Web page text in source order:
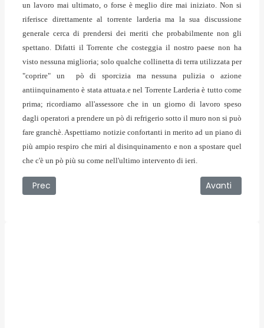
un lavoro mai ultimato, o forse è meglio dire mai iniziato. Non si
riferisce direttamente al torrente larderia ma la sua discussione
generale cerca di prendersi dei meriti che probabilmente non gli
spettano. Difatti il Torrente che costeggia il nostro paese non ha
visto nessuna miglioria; solo qualche collinetta di terra utilizzata per
"coprire" un pò di sporcizia ma nessuna pulizia o azione
antiinquinamento è stata attuata.e nel Torrente Larderia è tutto come
prima; ricordiamo all'assessore che in un giorno di lavoro speso
dagli operatori a prendere un pò di refrigerio sotto il muro non si può
fare granchè. Aspettiamo notizie confortanti in merito ad un piano di
più ampio respiro che miri al disinquinamento e non a spostare quel
che c'è un pò più su come nell'ultimo intervento di ieri.
Articolo precedente: 09/09/2009 - I risultati dell'ultima
Prec Articolo
Avanti